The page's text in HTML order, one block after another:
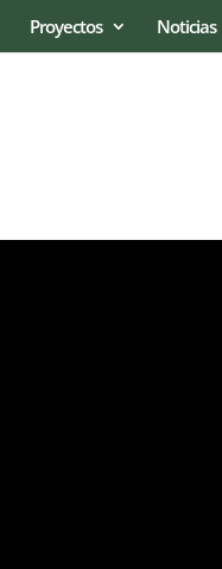
Proyectos Noticias